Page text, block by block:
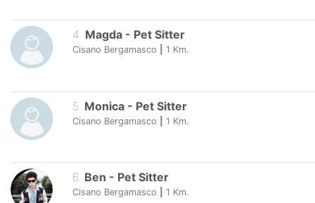
4. Magda - Pet Sitter
Cisano Bergamasco 1 Km.
5 Monica - Pet Sitter
Cisano Bergamasco 1 Km.
6 Ben - Pet Sitter
Cisano Bergamasco 1 Km.